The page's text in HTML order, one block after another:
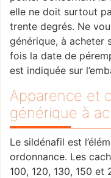
elle ne doit surtout
trente degrés. Ne
générique, à acheter
fois la date de
est indiquée sur
Apparence et
générique à
Le sildénafil est
ordonnance. Les
100, 120, 130, 150